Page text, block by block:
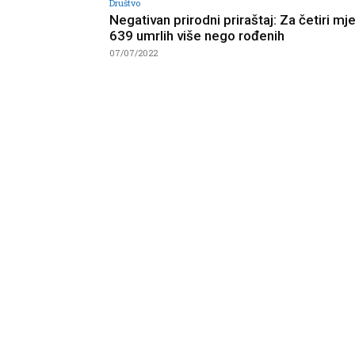
Društvo
Negativan prirodni priraštaj: Za četiri
639 umrlih više nego rođenih
07/07/2022